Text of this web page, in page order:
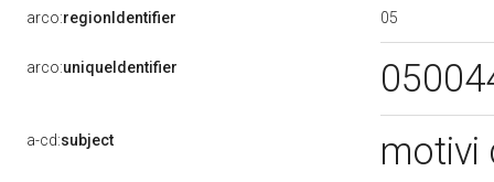
arco:regionIdentifier 05
arco:uniqueIdentifier
a-cd:subject motivi